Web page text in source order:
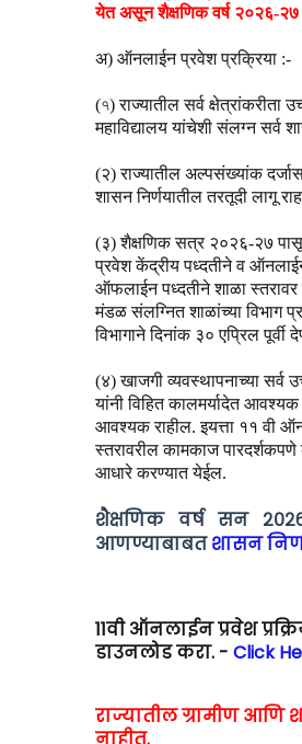
येत असून शैक्षणिक वर्ष २०२६-२७
अ) ऑनलाईन प्रवेश प्रक्रिया :-
(৭) राज्यातील सर्व क्षेत्रांकरीता
महाविद्यालय यांचेशी संलग्न सर्व
(२) राज्यातील अल्पसंख्यांक
शासन निर्णयातील तरतूदी लागू
(३) शैक्षणिक सत्र २०२६-२७
प्रवेश केंद्रीय पध्दतीने व
ऑफलाईन पध्दतीने शाळा स्तरावर
मंडळ संलग्नित शाळांच्या विभाग
विभागाने दिनांक ३० एप्रिल पूर्वी
(४) खाजगी व्यवस्थापनाच्या सर्व
यांनी विहित कालमर्यादेत
आवश्यक राहील. इयत्ता ११ वी
स्तरावरील कामकाज
आधारे करण्यात येईल.
शैक्षणिक वर्ष सन
आणण्याबाबतशासन
11वी ऑनलाईन प्रवेश
डाउनलोड करा. - Click
राज्यातील ग्रामीण आणि